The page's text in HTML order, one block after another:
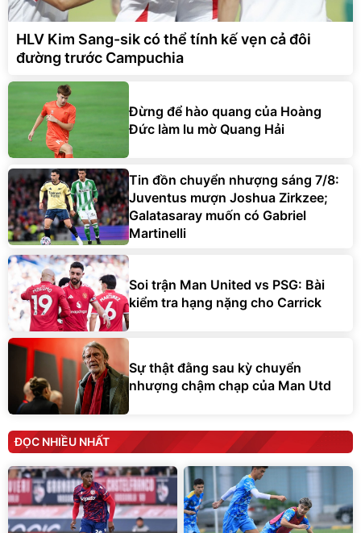
HLV Kim Sang-sik có thể tính kế vẹn cả đôi
đường trước Campuchia
Đừng để hào quang của Hoàng
Đức làm lu mờ Quang Hải
Tin đồn chuyển nhượng sáng 7/8:
Juventus mượn Joshua Zirkzee;
Galatasaray muốn có Gabriel
Martinelli
Soi trận Man United vs PSG: Bài
kiểm tra hạng nặng cho Carrick
Sự thật đằng sau kỳ chuyển
nhượng chậm chạp của Man Utd
ĐỌC NHIỀU NHẤT